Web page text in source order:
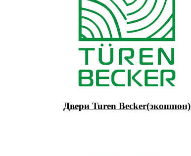
Двери Turen Becker(экошпон)